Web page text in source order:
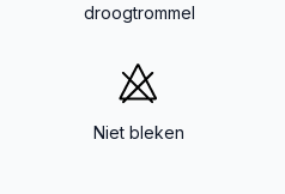
droogtrommel
Niet bleken